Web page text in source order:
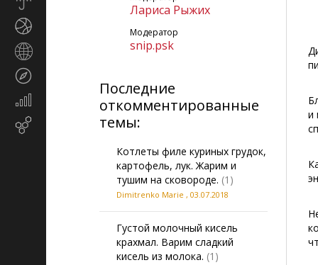
Экономика
Лариса Рыжих
Модератор
snip.psk
Последние
откомментированные
темы:
Котлеты филе куриных грудок,
картофель, лук. Жарим и
тушим на сковороде. (1)
Dimitrenko Marie , 03.07.2018
Густой молочный кисель
крахмал. Варим сладкий
кисель из молока. (1)
и